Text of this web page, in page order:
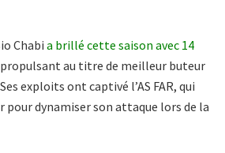
Chabi a brillé cette saison avec 14
au titre de meilleur buteur
exploits ont captivé l’AS FAR, qui
pour dynamiser son attaque lors de la